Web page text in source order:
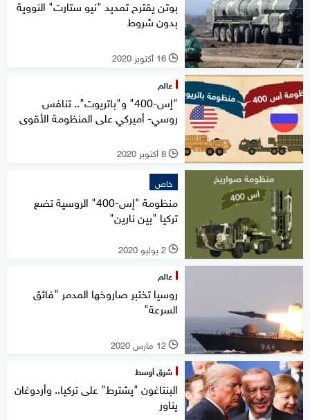
بوتن يقترح تمديد "نيو ستارت" النووية
بدون شروط
l 16 أكتوبر 2020
عالم
"إس-400" و"باتريوت".. تنافس
روسي- أميركي على المنظومة الأقوى
l 8 أكتوبر 2020
خاص
منظومة "إس-400" الروسية تضع
تركيا "بين نارين"
l 2 يوليو 2020
عالم
روسيا تختبر صاروخها المدمر "فائق
السرعة"
l 12 مارس 2020
شرق أوسط
البنتاغون "يشترط" على تركيا.. وأردوغان
يناور